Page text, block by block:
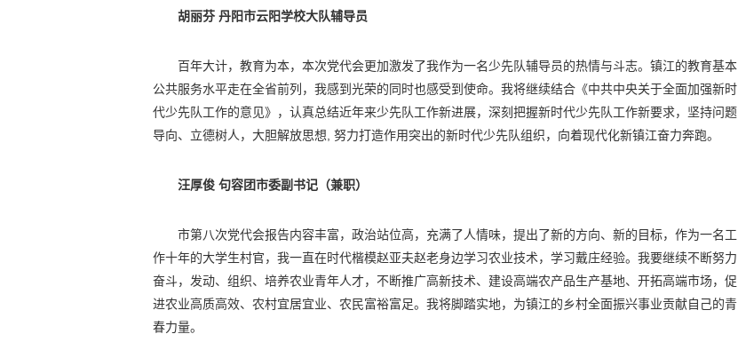
胡丽芬 丹阳市云阳学校大队辅导员
百年大计，教育为本，本次党代会更加激发了我作为一名少先队辅导员的热情与斗志。镇江的教育基本
公共服务水平走在全省前列，我感到光荣的同时也感受到使命。我将继续结合《中共中央关于全面加强新时
代少先队工作的意见》，认真总结近年来少先队工作新进展，深刻把握新时代少先队工作新要求，坚持问题
导向、立德树人，大胆解放思想, 努力打造作用突出的新时代少先队组织，向着现代化新镇江奋力奔跑。
汪厚俊 句容团市委副书记（兼职）
市第八次党代会报告内容丰富，政治站位高，充满了人情味，提出了新的方向、新的目标，作为一名工
作十年的大学生村官，我一直在时代楷模赵亚夫赵老身边学习农业技术，学习戴庄经验。我要继续不断努力
奋斗，发动、组织、培养农业青年人才，不断推广高新技术、建设高端农产品生产基地、开拓高端市场，促
进农业高质高效、农村宜居宜业、农民富裕富足。我将脚踏实地，为镇江的乡村全面振兴事业贡献自己的青
春力量。